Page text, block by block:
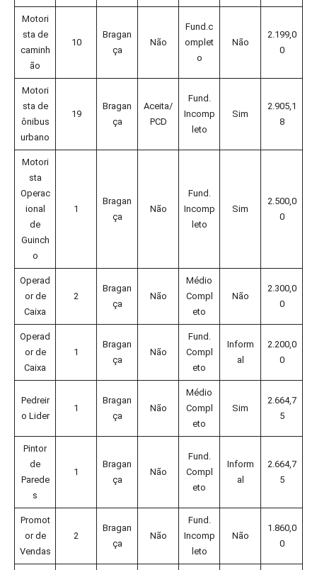
Motori
sta de
caminh
ão
10
Bragan
ça
Não
Fund.c
omplet
o
Não
2.199,0
0
Motori
sta de
ônibus
urbano
19
Bragan
ça
Aceita/
PCD
Fund.
Incomp
leto
Sim
2.905,1
8
Motori
sta
Operac
ional
de
Guinch
o
1
Bragan
ça
Não
Fund.
Incomp
leto
Sim
2.500,0
0
Operad
or de
Caixa
2
Bragan
ça
Não
Médio
Compl
eto
Não
2.300,0
0
Operad
or de
Caixa
1
Bragan
ça
Não
Fund.
Compl
eto
Inform
al
2.200,0
0
Pedreir
o Lider
1
Bragan
ça
Não
Médio
Compl
eto
Sim
2.664,7
5
Pintor
de
Parede
s
1
Bragan
ça
Não
Fund.
Compl
eto
Inform
al
2.664,7
5
Promot
or de
Vendas
2
Bragan
ça
Não
Fund.
Incomp
leto
Não
1.860,0
0